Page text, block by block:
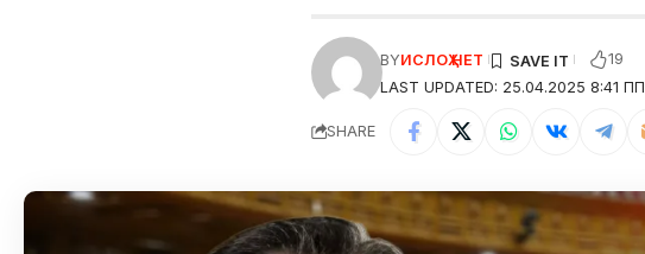
LAST UPDATED: 25.04.2025 8:41 ПП
BYИСЛОҲ НЕТ 19
SHARE